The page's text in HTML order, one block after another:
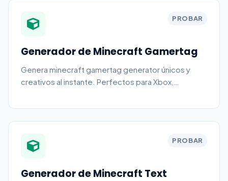
PROBAR
Generador de Minecraft Gamertag
Genera minecraft gamertag generator únicos y
creativos al instante. Perfectos para Xbox,
PROBAR
Generador de Minecraft Text